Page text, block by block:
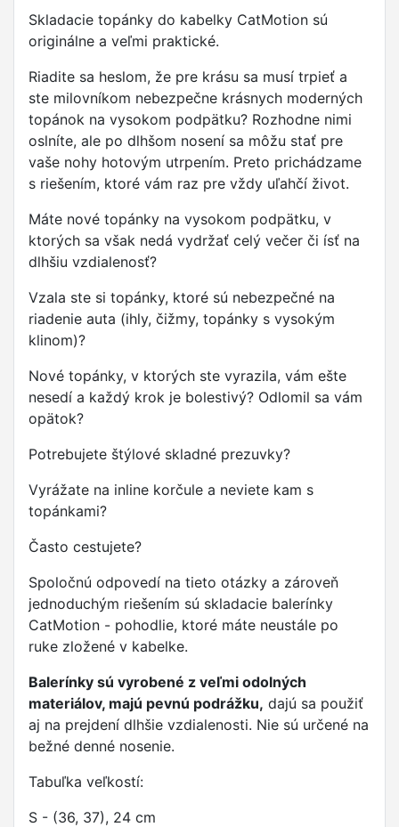
Skladacie topánky do kabelky CatMotion sú
originálne a veľmi praktické.
Riadite sa heslom, že pre krásu sa musí trpieť a
ste milovníkom nebezpečne krásnych moderných
topánok na vysokom podpätku? Rozhodne nimi
oslníte, ale po dlhšom nosení sa môžu stať pre
vaše nohy hotovým utrpením. Preto prichádzame
s riešením, ktoré vám raz pre vždy uľahčí život.
Máte nové topánky na vysokom podpätku, v
ktorých sa však nedá vydržať celý večer či ísť na
dlhšiu vzdialenosť?
Vzala ste si topánky, ktoré sú nebezpečné na
riadenie auta (ihly, čižmy, topánky s vysokým
klinom)?
Nové topánky, v ktorých ste vyrazila, vám ešte
nesedí a každý krok je bolestivý? Odlomil sa vám
opätok?
Potrebujete štýlové skladné prezuvky?
Vyrážate na inline korčule a neviete kam s
topánkami?
Často cestujete?
Spoločnú odpovedí na tieto otázky a zároveň
jednoduchým riešením sú skladacie balerínky
CatMotion - pohodlie, ktoré máte neustále po
ruke zložené v kabelke.
Balerínky sú vyrobené z veľmi odolných
materiálov, majú pevnú podrážku, dajú sa použiť
aj na prejdení dlhšie vzdialenosti. Nie sú určené na
bežné denné nosenie.
Tabuľka veľkostí:
S - (36, 37), 24 cm